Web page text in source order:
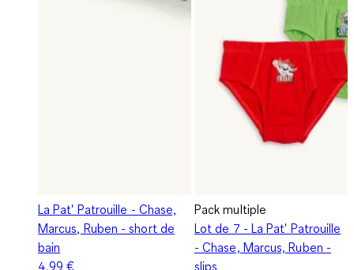
La Pat' Patrouille - Chase,
Marcus, Ruben - short de
bain
4,99 €
Pack multiple
Lot de 7 - La Pat' Patrouille
- Chase, Marcus, Ruben -
slips